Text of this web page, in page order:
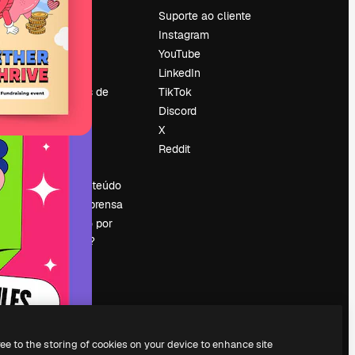
Preços
Sobre nós
Reviews
Emprego
Tendências de
Eventos
Vender conteúdo
Sala de imprensa
Procurando por
magnific.ai?
Suporte ao cliente
Instagram
YouTube
LinkedIn
TikTok
Discord
X
Reddit
to the storing of cookies on your device to enhance site